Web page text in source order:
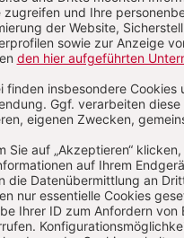
Im Abo